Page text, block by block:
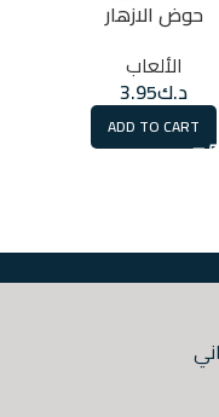
حوض الازهار
الألعاب
د.ك3.95
ADD TO CART